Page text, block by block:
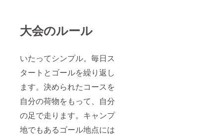
大会のルール
いたってシンプル。毎日ス
タートとゴールを繰り返し
ます。決められたコースを
自分の荷物をもって、自分
の足で走ります。キャンプ
地でもあるゴール地点には